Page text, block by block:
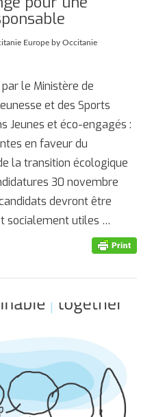
Europe by Occitanie
le Ministère de
et des Sports
Jeunes et éco-engagés :
en faveur du
la transition écologique
30 novembre
devront être
socialement utiles …